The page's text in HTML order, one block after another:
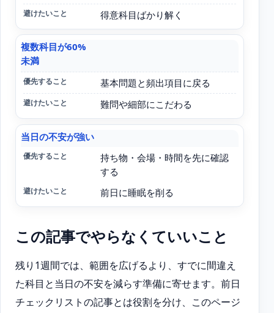
得意科目ばかり解く
複数科目が60%
未満
基本問題と頻出項目に戻る
難問や細部にこだわる
当日の不安が強い
持ち物・会場・時間を先に確認
する
前日に睡眠を削る
この記事でやらなくていいこと
残り1週間では、範囲を広げるより、すでに間違え
た科目と当日の不安を減らす準備に寄せます。前日
チェックリストの記事とは役割を分け、このページ